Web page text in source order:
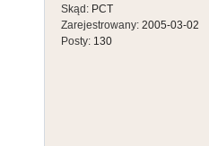
Skąd: PCT
Zarejestrowany: 2005-03-02
Posty: 130